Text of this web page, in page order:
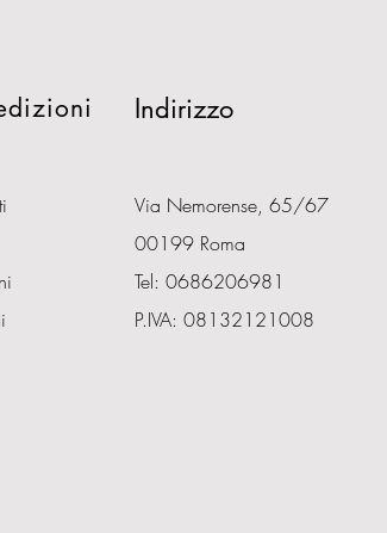
Indirizzo
Via Nemorense, 65/67
00199 Roma
Tel: 0686206981
P.IVA: 08132121008